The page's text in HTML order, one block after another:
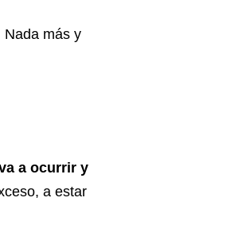
Nada más y
a ocurrir y
a estar